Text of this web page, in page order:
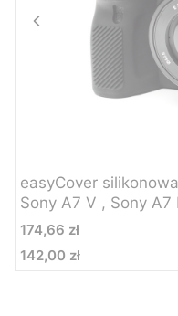
easyCover
Sony A7 V , Sony A7
Cena
174,66 zł
Cena
142,00 zł